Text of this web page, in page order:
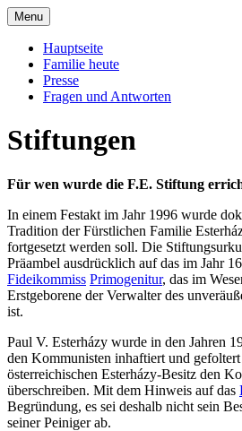
Skip
to
content
Familie Esterházy
Galantha
Menu
Hauptseite
Familie heute
Presse
Fragen und Antworten
Stiftungen
Für wen wurde die F.E. Stiftung
In einem Festakt im Jahr 1996 wurde
Tradition der Fürstlichen Familie
fortgesetzt werden soll. Die
Präambel ausdrücklich auf das im Jahr
Fideikommiss Primogenitur, das im
Erstgeborene der Verwalter des
ist.
Paul V. Esterházy wurde in den Jahren
den Kommunisten inhaftiert und
österreichischen Esterházy-Besitz den
überschreiben. Mit dem Hinweis auf das
Begründung, es sei deshalb nicht sein
seiner Peiniger ab.